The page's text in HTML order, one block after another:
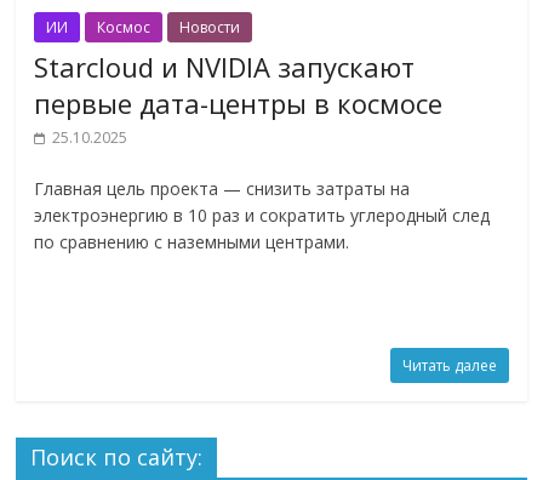
ИИ Космос Новости
Starcloud и NVIDIA запускают
первые дата-центры в космосе
25.10.2025
Главная цель проекта — снизить затраты на
электроэнергию в 10 раз и сократить углеродный след
по сравнению с наземными центрами.
Читать далее
Поиск по сайту: